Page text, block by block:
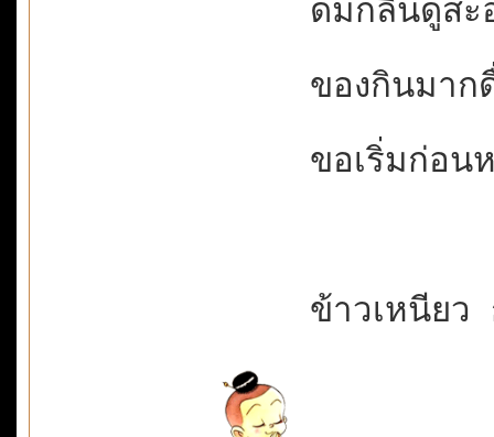
ดมกลิ่นดูสะ
ของกินมาก
ขอเริ่มก่อน
ข้าวเหนียว